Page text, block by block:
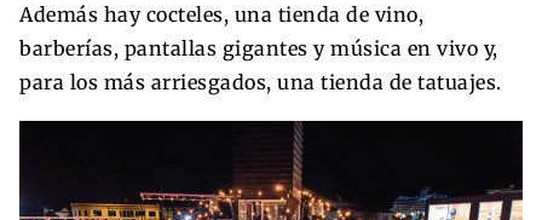
Además hay cocteles, una tienda de vino,
barberías, pantallas gigantes y música en vivo y,
para los más arriesgados, una tienda de tatuajes.